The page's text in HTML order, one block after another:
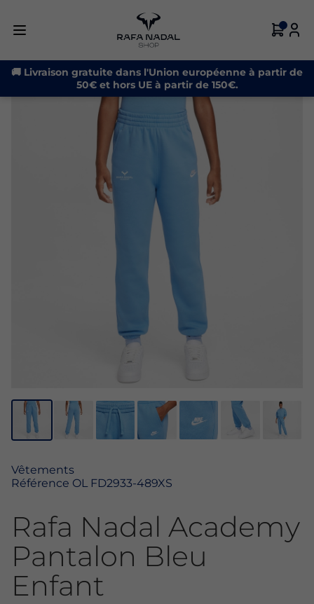
🚚 Livraison gratuite dans l'Union européenne à partir de
50€ et hors UE à partir de 150€.
Vêtements
Référence OL FD2933-489XS
Rafa Nadal Academy
Pantalon Bleu
Enfant